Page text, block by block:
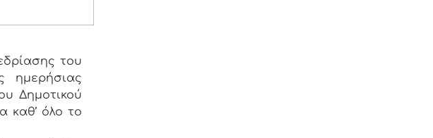
του
ημερήσιας
Δημοτικού
καθ’ όλο το